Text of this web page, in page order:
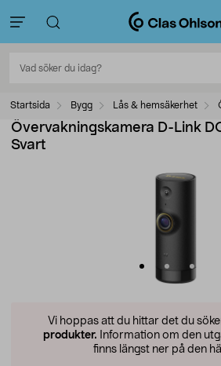
Startsida Bygg Lås & hemsäkerhet
Övervakningskamera D-Link
Svart
Vi hoppas att du hittar det du
produkter. Information om den
finns längst ner på den